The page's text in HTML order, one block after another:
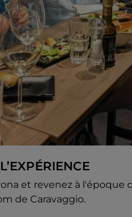
et revenez à
de Caravaggio.